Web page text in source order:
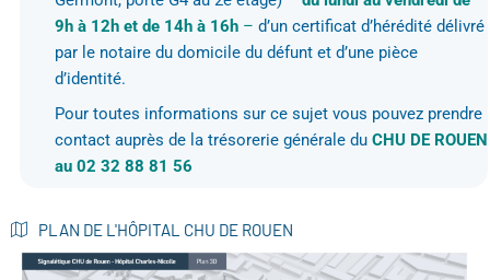
9h à 12h et de 14h à 16h – d’un certificat d’hérédité délivré
par le notaire du domicile du défunt et d’une pièce
d’identité.
Pour toutes informations sur ce sujet vous pouvez prendre
contact auprès de la trésorerie générale du CHU DE ROUEN
au 02 32 88 81 56
PLAN DE L'HÔPITAL CHU DE ROUEN